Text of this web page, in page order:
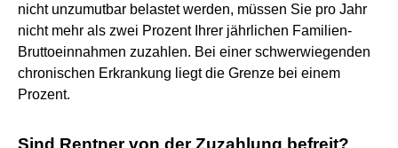
nicht unzumutbar belastet werden, müssen Sie pro Jahr
nicht mehr als zwei Prozent Ihrer jährlichen Familien-
Bruttoeinnahmen zuzahlen. Bei einer schwerwiegenden
chronischen Erkrankung liegt die Grenze bei einem
Prozent.
Sind Rentner von der Zuzahlung befreit?